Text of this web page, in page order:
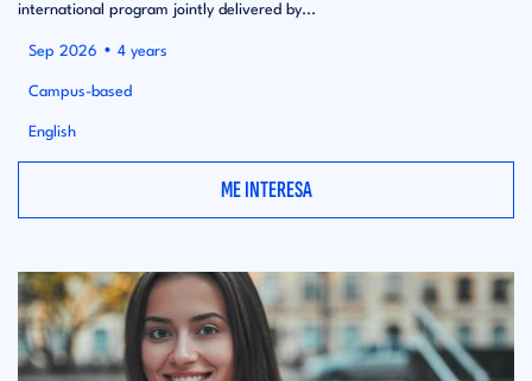
international program jointly delivered by...
Sep 2026 • 4 years
Campus-based
English
ME INTERESA